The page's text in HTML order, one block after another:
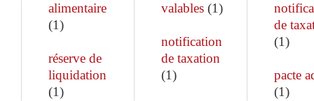
alimentaire
(1)
réserve de
liquidation
(1)
valables(1)
notification
de taxation
(1)
de
(1)
pacte
(1)